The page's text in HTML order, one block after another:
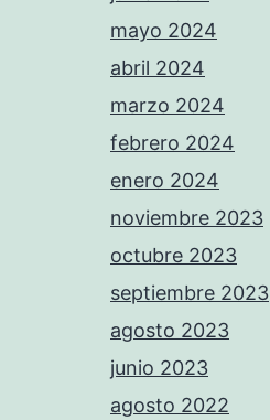
mayo 2024
abril 2024
marzo 2024
febrero 2024
enero 2024
noviembre 2023
octubre 2023
septiembre 2023
agosto 2023
junio 2023
agosto 2022